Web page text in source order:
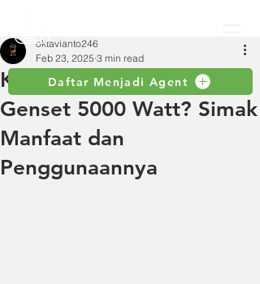
Daftar Menjadi Agent
Kapan Harus Pakai
Genset 5000 Watt? Simak
Manfaat dan
Penggunaannya
oktavianto246
Feb 23, 2025 3 min read